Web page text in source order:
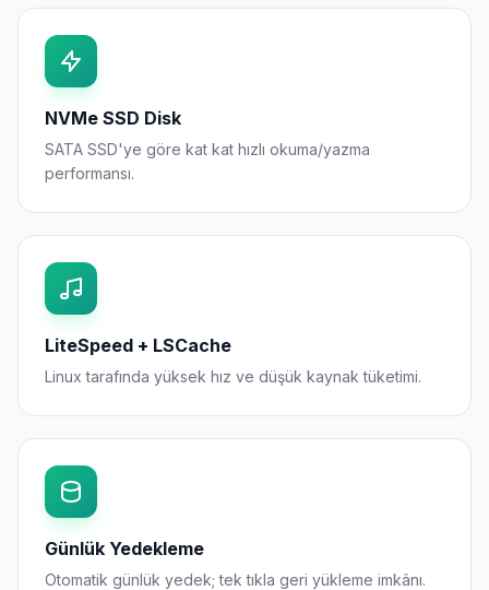
NVMe SSD Disk
SATA SSD'ye göre kat kat hızlı okuma/yazma
performansı.
LiteSpeed + LSCache
Linux tarafında yüksek hız ve düşük kaynak tüketimi.
Günlük Yedekleme
Otomatik günlük yedek; tek tıkla geri yükleme imkânı.